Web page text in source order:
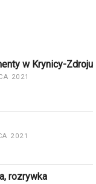
w Krynicy-Zdroju
2021
2021
rozrywka